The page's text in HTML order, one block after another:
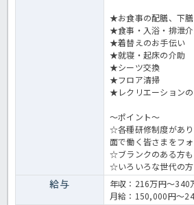
★お食事の配膳、下膳
★食事・入浴・排泄
★着替えのお手伝い
★就寝・起床の介助
★シーツ交換
★フロア清掃
★レクリエーション
～ポイント～
☆各種研修制度があ
面で働く皆さまをフ
☆ブランクのある方
☆いろいろな世代の
給与
年収：216万円～340
月給：150,000円～